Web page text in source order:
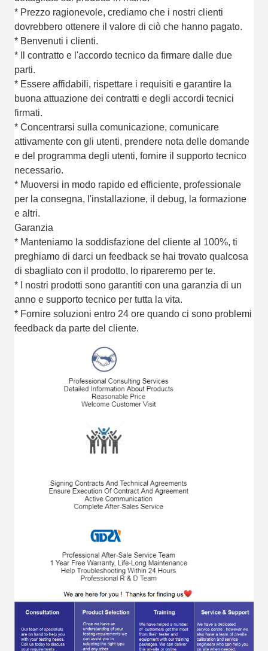
* Prezzo ragionevole, crediamo che i nostri clienti
dovrebbero ottenere il valore di ciò che hanno pagato.
* Benvenuti i clienti.
* Il contratto e l'accordo tecnico da firmare dalle due
parti.
* Essere affidabili, rispettare i requisiti e garantire la
buona attuazione dei contratti e degli accordi tecnici
firmati.
* Concentrarsi sulla comunicazione, comunicare
attivamente con gli utenti, prendere nota delle domande
e del programma degli utenti, fornire il supporto tecnico
necessario.
* Muoversi in modo rapido ed efficiente, professionale
per la consegna, l'installazione, il debug, la formazione
e altri.
Garanzia
* Manteniamo la soddisfazione del cliente al 100%, ti
preghiamo di darci un feedback se hai trovato qualcosa
di sbagliato con il prodotto, lo ripareremo per te.
* I nostri prodotti sono garantiti con una garanzia di un
anno e supporto tecnico per tutta la vita.
* Fornire soluzioni entro 24 ore quando ci sono problemi
feedback da parte del cliente.